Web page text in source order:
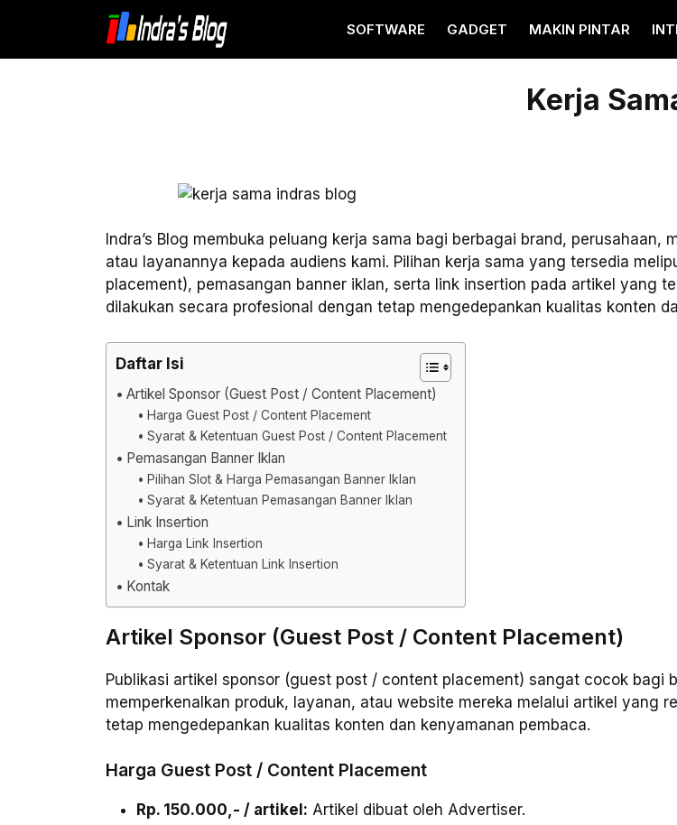
isi
SOFTWARE GADGET MAKIN PINTAR
Kerja
Indra’s Blog membuka peluang kerja sama bagi berbagai brand,
atau layanannya kepada audiens kami. Pilihan kerja sama yang tersedia
placement), pemasangan banner iklan, serta link insertion pada artikel yang
dilakukan secara profesional dengan tetap mengedepankan kualitas konten
Daftar Isi
Artikel Sponsor (Guest Post / Content Placement)
Harga Guest Post / Content Placement
Syarat & Ketentuan Guest Post / Content Placement
Pemasangan Banner Iklan
Pilihan Slot & Harga Pemasangan Banner Iklan
Syarat & Ketentuan Pemasangan Banner Iklan
Link Insertion
Harga Link Insertion
Syarat & Ketentuan Link Insertion
Kontak
Artikel Sponsor (Guest Post / Content Placement)
Publikasi artikel sponsor (guest post / content placement) sangat cocok bagi
memperkenalkan produk, layanan, atau website mereka melalui artikel yang
tetap mengedepankan kualitas konten dan kenyamanan pembaca.
Harga Guest Post / Content Placement
Rp. 150.000,- / artikel: Artikel dibuat oleh Advertiser.